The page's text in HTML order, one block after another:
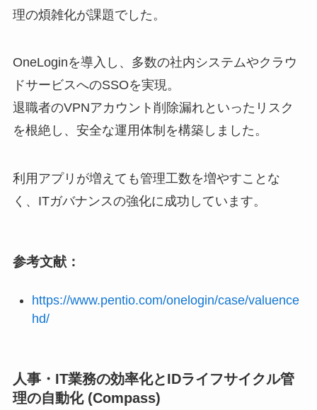
理の煩雑化が課題でした。
OneLoginを導入し、多数の社内システムやクラウ
ドサービスへのSSOを実現。
退職者のVPNアカウント削除漏れといったリスク
を根絶し、安全な運用体制を構築しました。
利用アプリが増えても管理工数を増やすことな
く、ITガバナンスの強化に成功しています。
参考文献：
https://www.pentio.com/onelogin/case/valuence
hd/
人事・IT業務の効率化とIDライフサイクル管
理の自動化 (Compass)